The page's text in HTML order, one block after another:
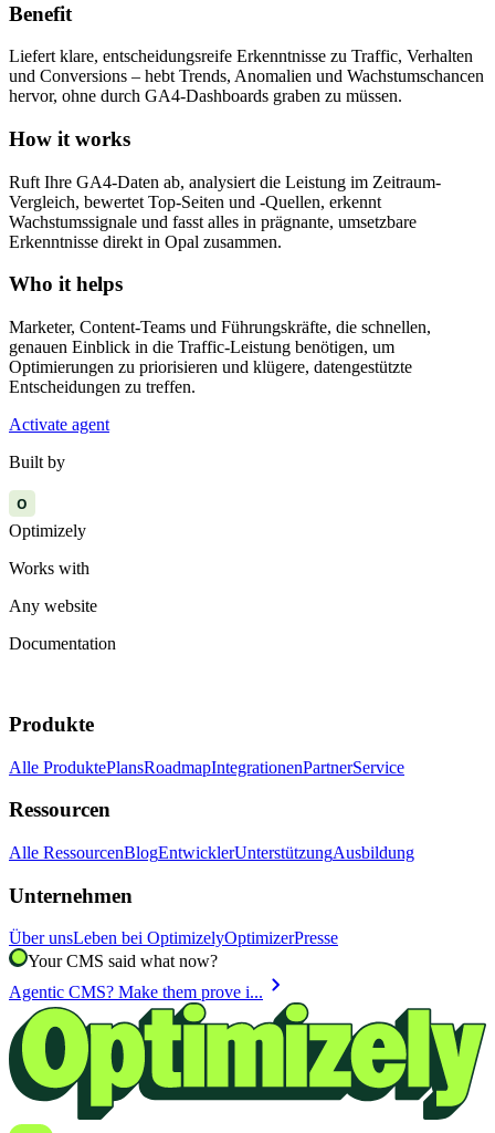
Benefit
Liefert klare, entscheidungsreife Erkenntnisse zu Traffic, Verhalten
und Conversions – hebt Trends, Anomalien und Wachstumschancen
hervor, ohne durch GA4-Dashboards graben zu müssen.
How it works
Ruft Ihre GA4-Daten ab, analysiert die Leistung im Zeitraum-
Vergleich, bewertet Top-Seiten und -Quellen, erkennt
Wachstumssignale und fasst alles in prägnante, umsetzbare
Erkenntnisse direkt in Opal zusammen.
Who it helps
Marketer, Content-Teams und Führungskräfte, die schnellen,
genauen Einblick in die Traffic-Leistung benötigen, um
Optimierungen zu priorisieren und klügere, datengestützte
Entscheidungen zu treffen.
Activate agent
Built by
O
Optimizely
Works with
Any website
Documentation
Produkte
Alle ProduktePlansRoadmapIntegrationenPartnerService
Ressourcen
Alle RessourcenBlogEntwicklerUnterstützungAusbildung
Unternehmen
Über unsLeben bei OptimizelyOptimizerPresse
Your CMS said what now?
Agentic CMS? Make them prove i... chevron_right